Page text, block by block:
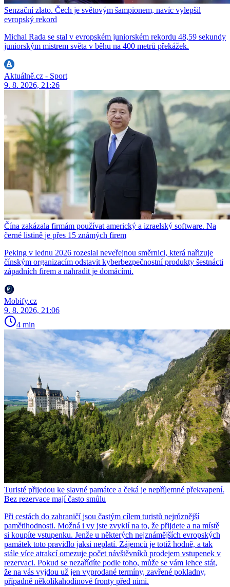
Senzační zlato. Čech je světovým šampionem, navíc vylepšil
evropský rekord
Michal Rada se stal v evropském juniorském rekordu 48,59 sekundy
juniorským mistrem světa v běhu na 400 metrů překážek.
Aktuálně.cz - Sport
9. 8. 2026, 21:26
Čína zakázala firmám používat americký a izraelský software. Na
černé listině je přes 15 známých firem
Peking v lednu 2026 rozeslal neveřejnou směrnici, která nařizuje
čínským organizacím odstavit kyberbezpečnostní produkty šestnácti
západních firem a nahradit je domácími.
Mobify.cz
9. 8. 2026, 21:06
4 min
Turisté přijedou ke slavné památce a čeká je nepříjemné překvapení.
Bez rezervace mají často smůlu
Při cestách do zahraničí jsou častým cílem turistů nejrůznější
pamětihodnosti. Možná i vy jste zvyklí na to, že přijdete a na místě
si koupíte vstupenku. Jenže u některých nejznámějších evropských
památek toto pravidlo jaksi neplatí. Zájemců je totiž hodně, a tak
stále více atrakcí omezuje počet návštěvníků prodejem vstupenek v
rezervaci. Pokud se nezařídíte podle toho, může se vám lehce stát,
že na vás vyjdou už jen vyprodané termíny, zavřené pokladny,
případně několikahodinové fronty před nimi.